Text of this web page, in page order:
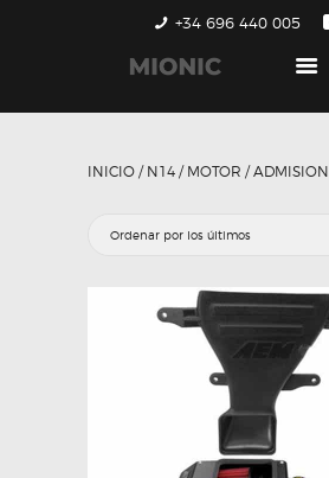
+34 696 440 005
GENERACIÓN 1
COUNTRYMAN &
CONTACTO
INICIO / N14 / MOTOR / ADMISION